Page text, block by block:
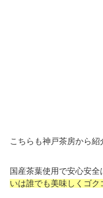
こちらも神戸茶房から紹
国産茶葉使用で安心安全
いは誰でも美味しくゴク